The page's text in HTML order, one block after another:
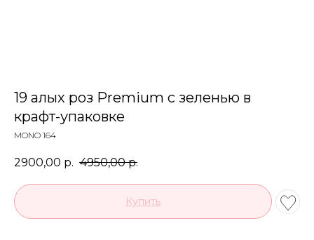
19 алых роз Premium с зеленью в
крафт-упаковке
MONO 164
2900,00 р. 4950,00 р.
Купить